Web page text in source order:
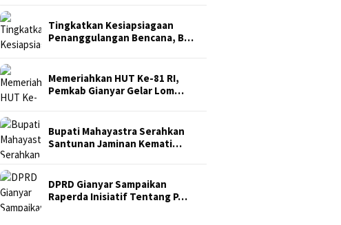
Tingkatkan Kesiapsiagaan
Penanggulangan Bencana, B…
Memeriahkan HUT Ke-81 RI,
Pemkab Gianyar Gelar Lom…
Bupati Mahayastra Serahkan
Santunan Jaminan Kemati…
DPRD Gianyar Sampaikan
Raperda Inisiatif Tentang P…